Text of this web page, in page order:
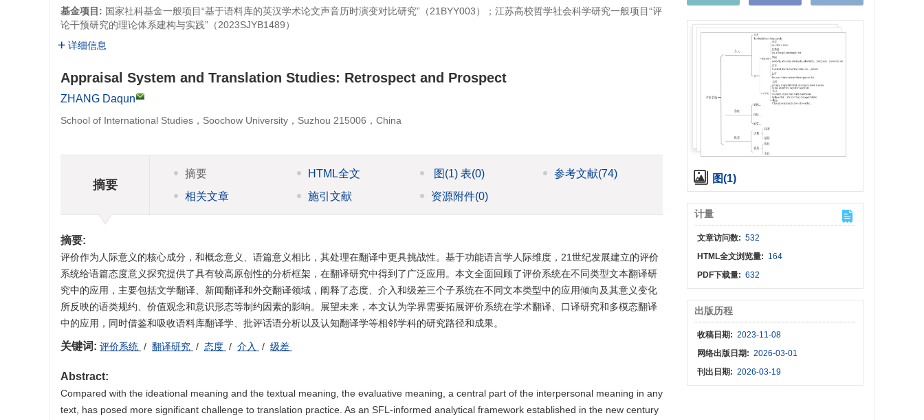
基金项目: 国家社科基金一般项目“基于语料库的英汉学术论文声音历时演变对比研究”（21BYY003）；江苏高校哲学社会科学研究一般项目“评
论干预研究的理论体系建构与实践”（2023SJYB1489）
详细信息
Appraisal System and Translation Studies: Retrospect and Prospect
ZHANG Daqun
School of International Studies，Soochow University，Suzhou 215006，China
摘要
摘要 HTML全文 图 (1) 表(0) 参考文献(74)
相关文章
施引文献 资源附件(0)
摘要:
评价作为人际意义的核心成分，和概念意义、语篇意义相比，其处理在翻译中更具挑战性。基于功能语言学人际维度，21世纪发展建立的评价
系统给语篇态度意义探究提供了具有较高原创性的分析框架，在翻译研究中得到了广泛应用。本文全面回顾了评价系统在不同类型文本翻译研
究中的应用，主要包括文学翻译、新闻翻译和外交翻译领域，阐释了态度、介入和级差三个子系统在不同文本类型中的应用倾向及其意义变化
所反映的语类规约、价值观念和意识形态等制约因素的影响。展望未来，本文认为学界需要拓展评价系统在学术翻译、口译研究和多模态翻译
中的应用，同时借鉴和吸收语料库翻译学、批评话语分析以及认知翻译学等相邻学科的研究路径和成果。
关键词: 评价系统 / 翻译研究 / 态度 / 介入 / 级差
Abstract:
Compared with the ideational meaning and the textual meaning, the evaluative meaning, a central part of the interpersonal meaning in any
text, has posed more significant challenge to translation practice. As an SFL-informed analytical framework established in the new century
图(1)
计量
文章访问数: 532
HTML全文浏览量: 164
PDF下载量: 632
出版历程
收稿日期: 2023-11-08
网络出版日期: 2026-03-01
刊出日期: 2026-03-19